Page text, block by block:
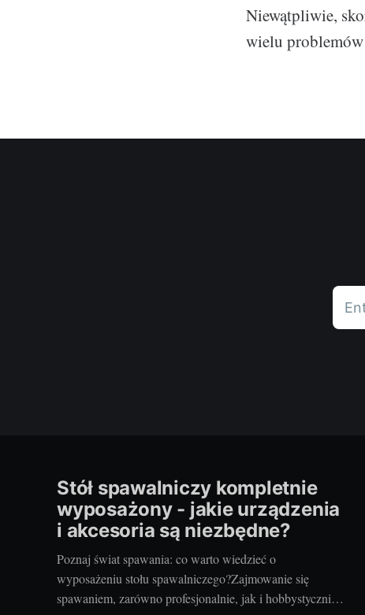
Niewątpliwie,
wielu
Stół spawalniczy kompletnie
wyposażony - jakie urządzenia
i akcesoria są niezbędne?
Poznaj świat spawania: co warto wiedzieć o
wyposażeniu stołu spawalniczego?Zajmowanie się
spawaniem, zarówno profesjonalnie, jak i hobbystycznie,